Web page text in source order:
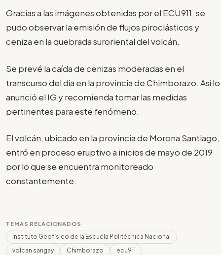
Gracias a las imágenes obtenidas por el ECU911, se
pudo observar la emisión de flujos piroclásticos y
ceniza en la quebrada suroriental del volcán.
Se prevé la caída de cenizas moderadas en el
transcurso del día en la provincia de Chimborazo. Así lo
anunció el IG y recomienda tomar las medidas
pertinentes para este fenómeno.
El volcán, ubicado en la provincia de Morona Santiago,
entró en proceso eruptivo a inicios de mayo de 2019
por lo que se encuentra monitoreado
constantemente.
TEMAS RELACIONADOS
Instituto Geofísico de la Escuela Politécnica Nacional
volcan sangay
Chimborazo ecu911